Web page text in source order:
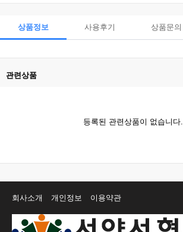
상품정보 사용후기 상품문의
관련상품
등록된 관련상품이 없습니다.
회사소개 개인정보 이용약관